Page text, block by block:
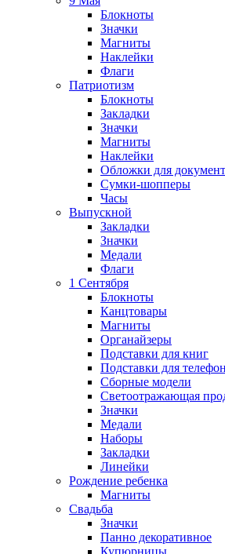
Блокноты
Значки
Магниты
Наклейки
Флаги
Патриотизм
Блокноты
Закладки
Значки
Магниты
Наклейки
Обложки для
Сумки-шопперы
Часы
Выпускной
Закладки
Значки
Медали
Флаги
1 Сентября
Блокноты
Канцтовары
Магниты
Органайзеры
Подставки для книг
Подставки для
Сборные модели
Светоотражающая
Значки
Медали
Наборы
Закладки
Линейки
Рождение ребенка
Магниты
Свадьба
Значки
Панно декоративное
Купюрницы